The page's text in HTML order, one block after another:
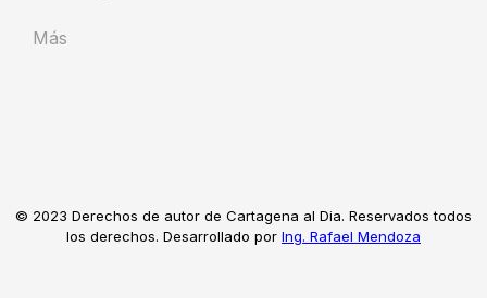
Más
© 2023 Derechos de autor de Cartagena al Dia. Reservados todos
los derechos. Desarrollado por Ing. Rafael Mendoza